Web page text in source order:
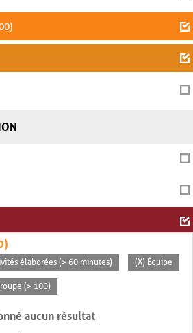
élaborées (> 60 minutes) (X) Équipe
(> 100)
aucun résultat